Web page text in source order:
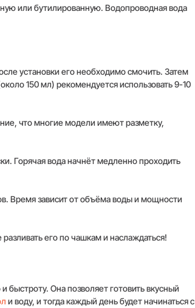
Москва
или бутилированную. Водопроводная вода
установки его необходимо смочить. Затем
150 мл) рекомендуется использовать 9-10
что многие модели имеют разметку,
Горячая вода начнёт медленно проходить
Время зависит от объёма воды и мощности
его по чашкам и наслаждаться!
быстроту. Она позволяет готовить вкусный
и воду, и тогда каждый день будет начинаться с